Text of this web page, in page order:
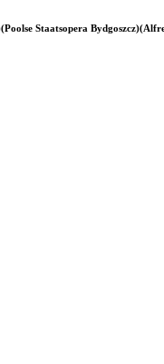
Staatsopera